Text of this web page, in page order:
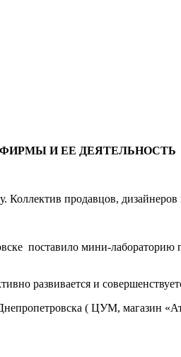
И ЕЕ ДЕЯТЕЛЬНОСТЬ
Коллектив продавцов,
поставило мини-
развивается и
( ЦУМ, магазин